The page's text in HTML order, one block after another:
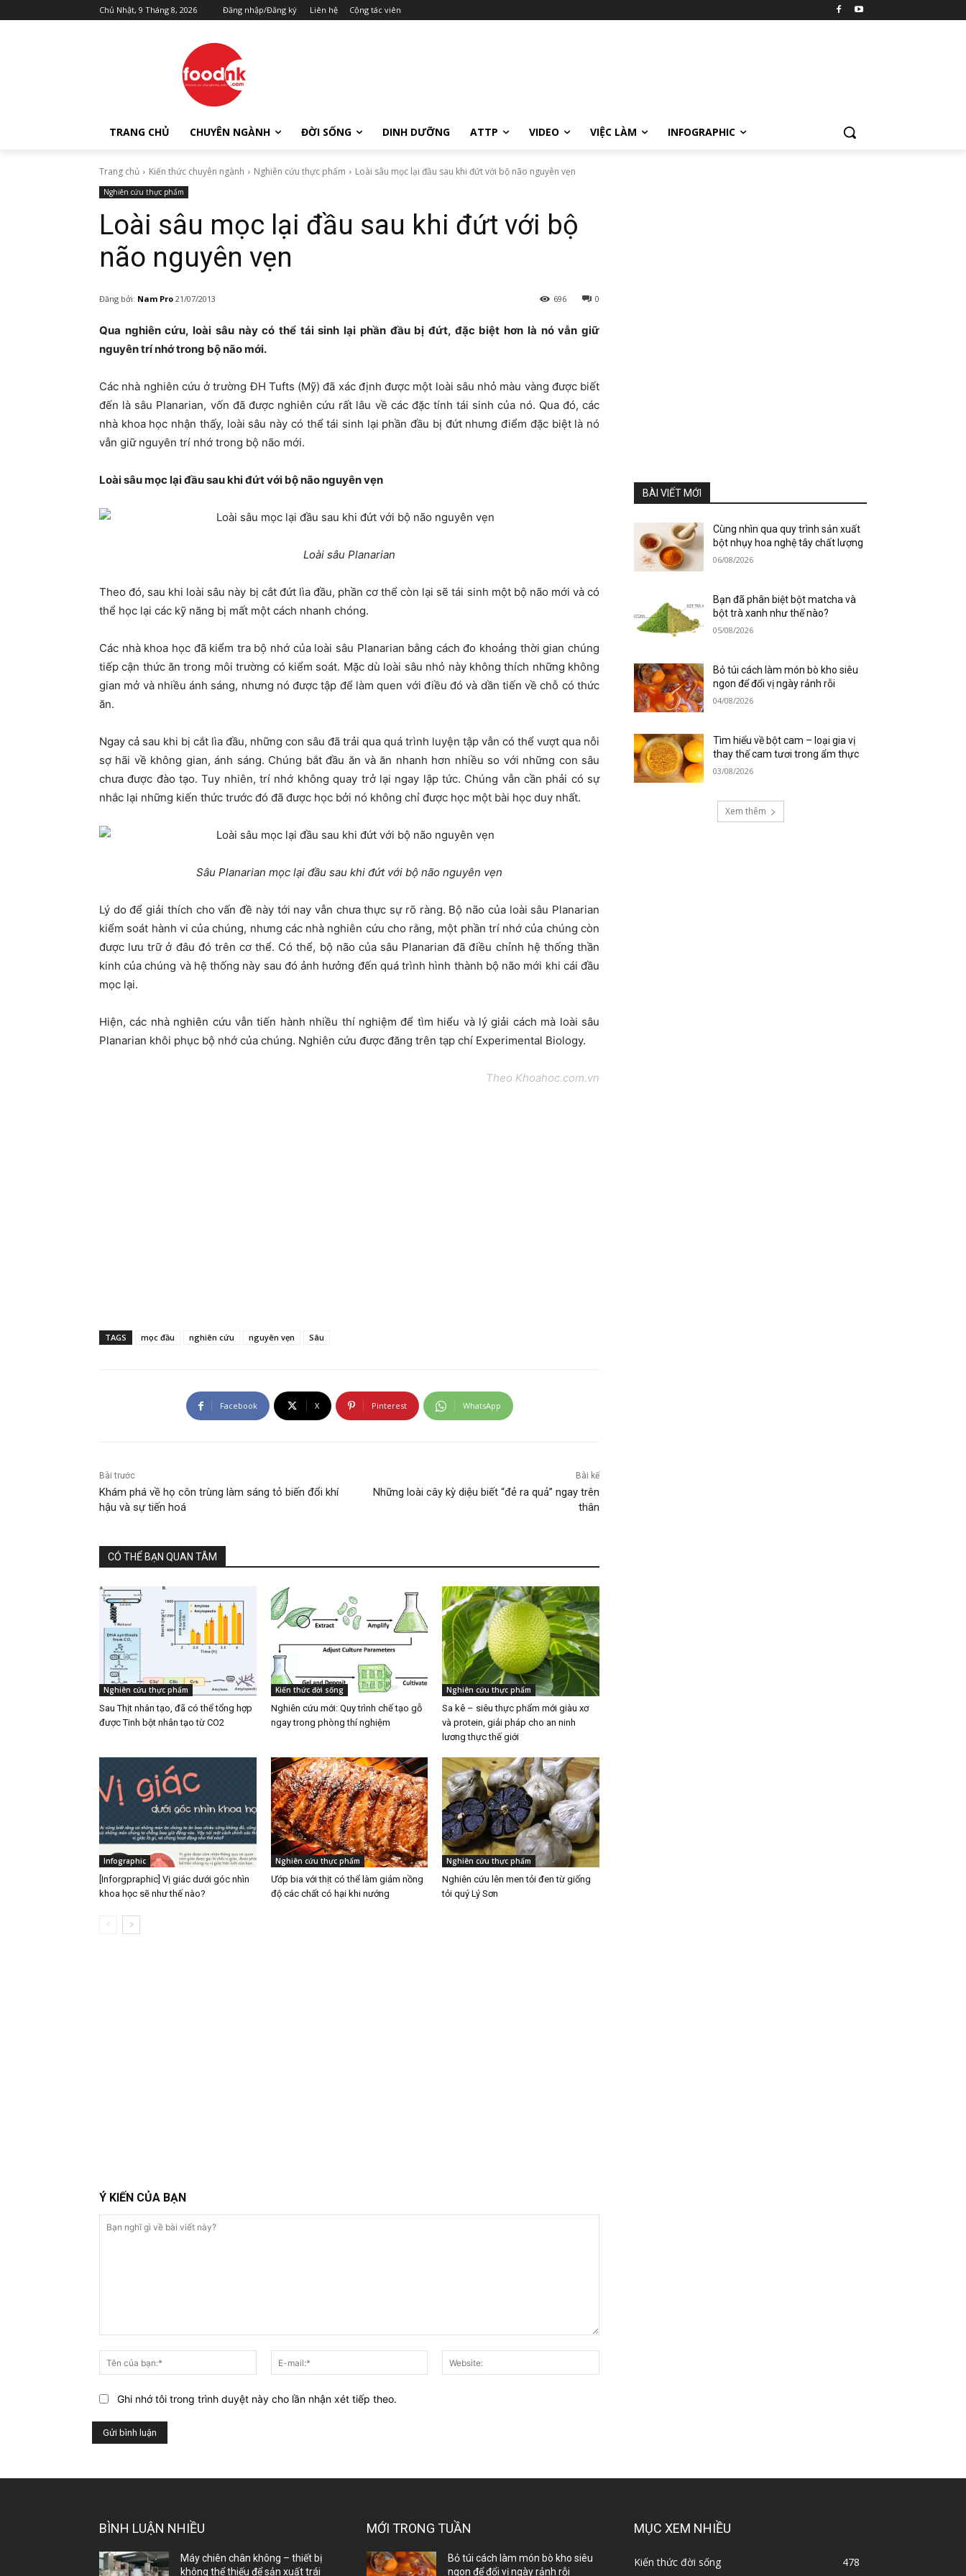
Chủ Nhật, 9 Tháng 8, 2026 Đăng nhập/Đăng ký Liên hệ Cộng tác viên
TRANG CHỦ CHUYÊN NGÀNH ĐỜI SỐNG DINH DƯỠNG ATTP VIDEO VIỆC LÀM INFOGRAPHIC
Trang chủ Kiến thức chuyên ngành Nghiên cứu thực phẩm Loài sâu mọc lại đầu sau khi đứt với bộ não nguyên vẹn
Nghiên cứu thực phẩm
Loài sâu mọc lại đầu sau khi đứt với bộ
não nguyên vẹn
Đăng bởi: Nam Pro 21/07/2013 0
696
Qua nghiên cứu, loài sâu này có thể tái sinh lại phần đầu bị đứt, đặc biệt hơn là nó vẫn giữ
nguyên trí nhớ trong bộ não mới.
Các nhà nghiên cứu ở trường ĐH Tufts (Mỹ) đã xác định được một loài sâu nhỏ màu vàng được biết
đến là sâu Planarian, vốn đã được nghiên cứu rất lâu về các đặc tính tái sinh của nó. Qua đó, các
nhà khoa học nhận thấy, loài sâu này có thể tái sinh lại phần đầu bị đứt nhưng điểm đặc biệt là nó
vẫn giữ nguyên trí nhớ trong bộ não mới.
Loài sâu mọc lại đầu sau khi đứt với bộ não nguyên vẹn
Loài sâu Planarian
Theo đó, sau khi loài sâu này bị cắt đứt lìa đầu, phần cơ thể còn lại sẽ tái sinh một bộ não mới và có
thể học lại các kỹ năng bị mất một cách nhanh chóng.
Các nhà khoa học đã kiểm tra bộ nhớ của loài sâu Planarian bằng cách đo khoảng thời gian chúng
tiếp cận thức ăn trong môi trường có kiểm soát. Mặc dù loài sâu nhỏ này không thích những không
gian mở và nhiều ánh sáng, nhưng nó được tập để làm quen với điều đó và dần tiến về chỗ có thức
ăn.
Ngay cả sau khi bị cắt lìa đầu, những con sâu đã trải qua quá trình luyện tập vẫn có thể vượt qua nỗi
sợ hãi về không gian, ánh sáng. Chúng bắt đầu ăn và ăn nhanh hơn nhiều so với những con sâu
chưa được đào tạo. Tuy nhiên, trí nhớ không quay trở lại ngay lập tức. Chúng vẫn cần phải có sự
nhắc lại những kiến thức trước đó đã được học bởi nó không chỉ được học một bài học duy nhất.
Sâu Planarian mọc lại đầu sau khi đứt với bộ não nguyên vẹn
Lý do để giải thích cho vấn đề này tới nay vẫn chưa thực sự rõ ràng. Bộ não của loài sâu Planarian
kiểm soát hành vi của chúng, nhưng các nhà nghiên cứu cho rằng, một phần trí nhớ của chúng còn
được lưu trữ ở đâu đó trên cơ thể. Có thể, bộ não của sâu Planarian đã điều chỉnh hệ thống thần
kinh của chúng và hệ thống này sau đó ảnh hưởng đến quá trình hình thành bộ não mới khi cái đầu
mọc lại.
Hiện, các nhà nghiên cứu vẫn tiến hành nhiều thí nghiệm để tìm hiểu và lý giải cách mà loài sâu
Planarian khôi phục bộ nhớ của chúng. Nghiên cứu được đăng trên tạp chí Experimental Biology.
Theo Khoahoc.com.vn
TAGS mọc đầu nghiên cứu nguyên vẹn Sâu
Facebook X Pinterest WhatsApp
Bài trước
Khám phá về họ côn trùng làm sáng tỏ biến đổi khí
hậu và sự tiến hoá
Bài kế
Những loài cây kỳ diệu biết “đẻ ra quả” ngay trên
thân
CÓ THỂ BẠN QUAN TÂM
Nghiên cứu thực phẩm
Sau Thịt nhân tạo, đã có thể tổng hợp
được Tinh bột nhân tạo từ CO2
Kiến thức đời sống
Nghiên cứu mới: Quy trình chế tạo gỗ
ngay trong phòng thí nghiệm
Nghiên cứu thực phẩm
Sa kê – siêu thực phẩm mới giàu xơ
và protein, giải pháp cho an ninh
lương thực thế giới
Infographic
[Inforgpraphic] Vị giác dưới góc nhìn
khoa học sẽ như thế nào?
Nghiên cứu thực phẩm
Ướp bia với thịt có thể làm giảm nồng
độ các chất có hại khi nướng
Nghiên cứu thực phẩm
Nghiên cứu lên men tỏi đen từ giống
tỏi quý Lý Sơn
Ý KIẾN CỦA BẠN
nghĩ
gì
bài
này?
của
mail:*
Ghi nhớ tôi trong trình duyệt này cho lần nhận xét tiếp theo.
BÀI VIẾT MỚI
Cùng nhìn qua quy trình sản xuất
bột nhụy hoa nghệ tây chất lượng
06/08/2026
Bạn đã phân biệt bột matcha và
bột trà xanh như thế nào?
05/08/2026
Bỏ túi cách làm món bò kho siêu
ngon để đổi vị ngày rảnh rỗi
04/08/2026
Tìm hiểu về bột cam – loại gia vị
thay thế cam tươi trong ẩm thực
03/08/2026
Xem thêm
BÌNH LUẬN NHIỀU
Máy chiên chân không – thiết bị
không thể thiếu để sản xuất trái
MỚI TRONG TUẦN
Bỏ túi cách làm món bò kho siêu
ngon để đổi vị ngày rảnh rỗi
MỤC XEM NHIỀU
Kiến thức đời sống 478